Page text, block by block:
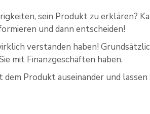
sein Produkt zu erklären?
und dann entscheiden!
verstanden haben!
mit Finanzgeschäften haben.
dem Produkt auseinander und